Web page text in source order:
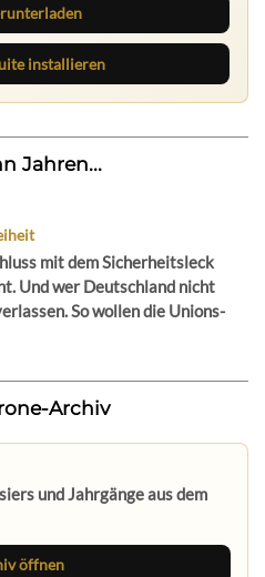
installieren
Jahren...
mit dem Sicherheitsleck
Und wer Deutschland nicht
So wollen die Unions-
Archiv
und Jahrgänge aus dem
öffnen